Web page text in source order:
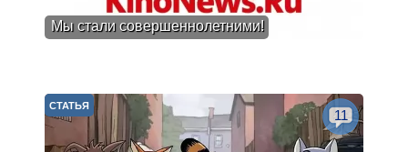
Мы стали совершеннолетними!
СТАТЬЯ
11